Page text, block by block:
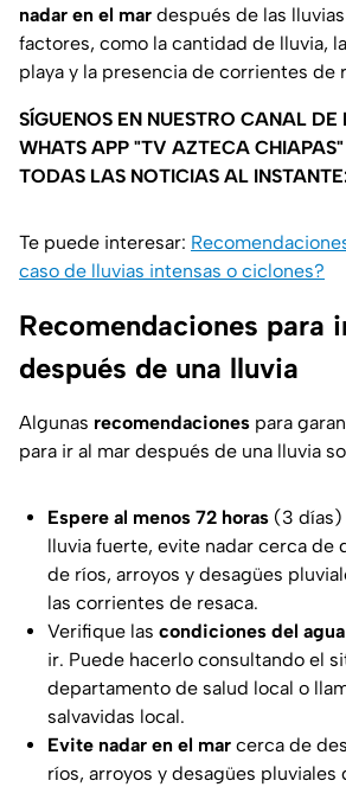
nadar en el mar después de las
factores, como la cantidad de lluvia,
playa y la presencia de corrientes de
SÍGUENOS EN NUESTRO CANAL DE
WHATS APP "TV AZTECA
TODAS LAS NOTICIAS AL
Te puede interesar:
caso de lluvias intensas o ciclones?
Recomendaciones para
después de una lluvia
Algunas recomendaciones para
para ir al mar después de una lluvia
Espere al menos 72 horas (3 días)
lluvia fuerte, evite nadar cerca de
de ríos, arroyos y desagües
las corrientes de resaca.
Verifique las condiciones del agua
ir. Puede hacerlo consultando el
departamento de salud local o
salvavidas local.
Evite nadar en el mar cerca de
ríos, arroyos y desagües pluviales